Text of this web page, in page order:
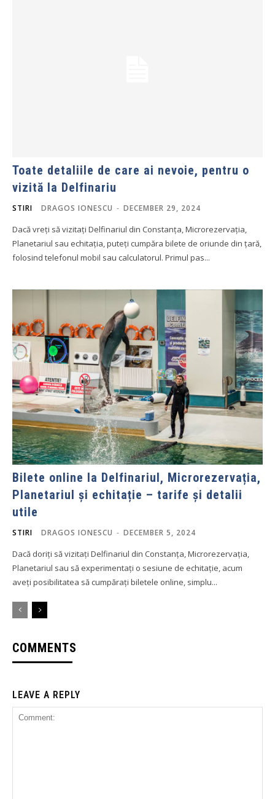
Toate detaliile de care ai nevoie, pentru o
vizită la Delfinariu
STIRI DRAGOS IONESCU - DECEMBER 29, 2024
Dacă vreți să vizitați Delfinariul din Constanța, Microrezervația,
Planetariul sau echitația, puteți cumpăra bilete de oriunde din țară,
folosind telefonul mobil sau calculatorul. Primul pas...
Bilete online la Delfinariul, Microrezervația,
Planetariul și echitație – tarife și detalii
utile
STIRI DRAGOS IONESCU - DECEMBER 5, 2024
Dacă doriți să vizitați Delfinariul din Constanța, Microrezervația,
Planetariul sau să experimentați o sesiune de echitație, acum
aveți posibilitatea să cumpărați biletele online, simplu...
COMMENTS
LEAVE A REPLY